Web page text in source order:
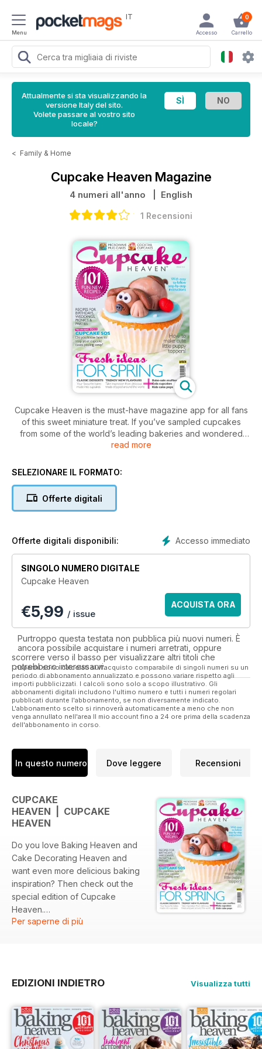
Menu
IT 0
Carrello
Accesso
Attualmente si sta visualizzando la
versione Italy del sito.
Volete passare al vostro sito
locale?
< Family & Home
Cupcake Heaven Magazine
4 numeri all'anno | English
1 Recensioni
Cupcake Heaven is the must-have magazine app for all fans
of this sweet miniature treat. If you’ve sampled cupcakes
from some of the world’s leading bakeries and wondered
how they bake such light, beautiful sponges and creamy,
Cupcake Heaven works on a quarterly, seasonal basis, so
you’ll never be without inspiration for Mother’s Day, Easter,
As well as featuring the seasonal bakes, each issue is divided
suit every taste bud. Within these sections you’ll not only find
delicious new flavour combinations, but some great
decoration ideas too! You won’t want to miss a single issue.
read more
SELEZIONARE IL FORMATO:
Offerte digitali
Accesso immediato
Offerte digitali disponibili:
SINGOLO NUMERO DIGITALE
Cupcake Heaven
€5,99 / issue
ACQUISTA ORA
Purtroppo questa testata non pubblica più nuovi numeri. È
ancora possibile acquistare i numeri arretrati, oppure
scorrere verso il basso per visualizzare altri titoli che
potrebbero interessarvi.
I risparmi sono calcolati sull'acquisto comparabile di singoli numeri su un
periodo di abbonamento annualizzato e possono variare rispetto agli
importi pubblicizzati. I calcoli sono solo a scopo illustrativo. Gli
abbonamenti digitali includono l'ultimo numero e tutti i numeri regolari
pubblicati durante l'abbonamento, se non diversamente indicato.
L'abbonamento scelto si rinnoverà automaticamente a meno che non
venga annullato nell'area Il mio account fino a 24 ore prima della scadenza
dell'abbonamento in corso.
In questo numero Dove leggere Recensioni
CUPCAKE
HEAVEN | CUPCAKE
HEAVEN
Do you love Baking Heaven and
Cake Decorating Heaven and
want even more delicious baking
inspiration? Then check out the
special edition of Cupcake
Heaven.
your apron as we transform your
sticky toffee pudding, key lime
pie and English trifle into delicious
cupcakes, show you step-by-step
Per saperne di più
EDIZIONI INDIETRO Visualizza tutti